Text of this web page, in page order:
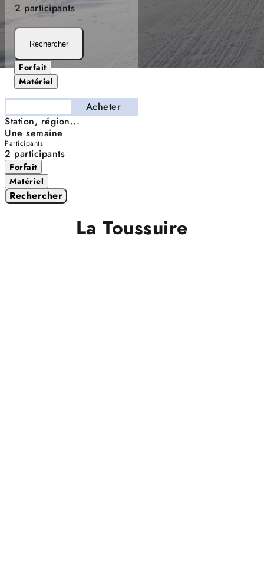
2 participants
Rechercher
Forfait
Matériel
Acheter
Station, région...
Une semaine
Participants
2 participants
Forfait
Matériel
Rechercher
La Toussuire